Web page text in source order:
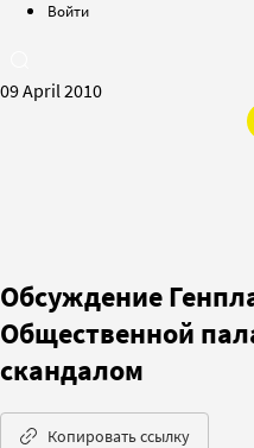
Войти
09 April 2010
Обсуждение
Общественной
скандалом
Копировать ссылку